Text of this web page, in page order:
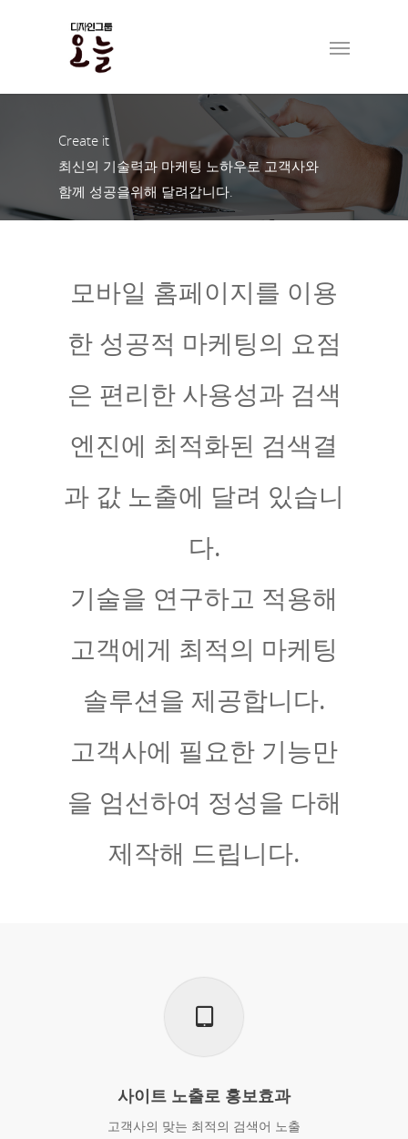
Create it
최신의 기술력과 마케팅 노하우로 고객사와
함께 성공을위해 달려갑니다.
모바일 홈페이지를 이용
한 성공적 마케팅의 요점
은 편리한 사용성과 검색
엔진에 최적화된 검색결
과 값 노출에 달려 있습니
다.
기술을 연구하고 적용해
고객에게 최적의 마케팅
솔루션을 제공합니다.
고객사에 필요한 기능만
을 엄선하여 정성을 다해
제작해 드립니다.
사이트 노출로 홍보효과
고객사의 맞는 최적의 검색어 노출